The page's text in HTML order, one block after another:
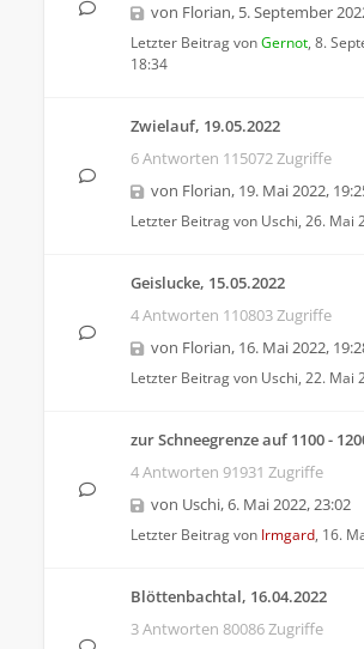
von Florian, 5. September
Letzter Beitrag vonGernot, 8.
18:34
Zwielauf, 19.05.2022
6 Antworten 115072 Zugriffe
von Florian, 19. Mai 2022,
Letzter Beitrag von Uschi, 26. Mai
Geislucke, 15.05.2022
4 Antworten 110803 Zugriffe
von Florian, 16. Mai 2022,
Letzter Beitrag von Uschi, 22. Mai
zur Schneegrenze auf 1100 -
4 Antworten 91931 Zugriffe
von Uschi,6. Mai 2022, 23:02
Letzter Beitrag von Irmgard, 16.
Blöttenbachtal, 16.04.2022
3 Antworten 80086 Zugriffe